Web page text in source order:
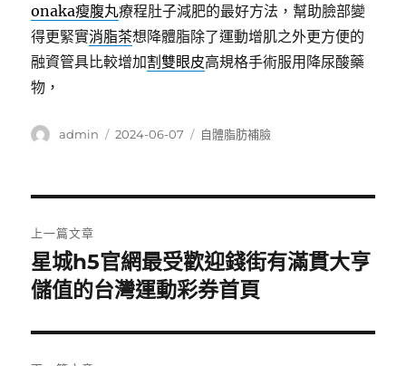
onaka瘦腹丸療程肚子減肥的最好方法，幫助臉部變
得更緊實消脂茶想降體脂除了運動增肌之外更方便的
融資管具比較增加割雙眼皮高規格手術服用降尿酸藥
物，
作
admin
發
2024-06-07
分
自體脂肪補臉
章
導
覽
上一篇文章
上
一
文
章:
星城h5官網最受歡迎錢街有滿貫大亨
儲值的台灣運動彩券首頁